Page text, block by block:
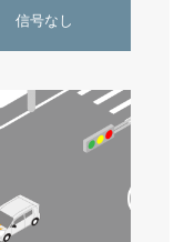
信号なし